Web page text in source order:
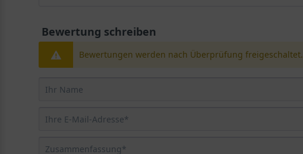
Bewertung schreiben
Bewertungen werden nach Überprüfung freigeschaltet.